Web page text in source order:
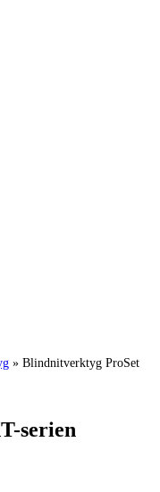
» Blindnitverktyg ProSet
serien